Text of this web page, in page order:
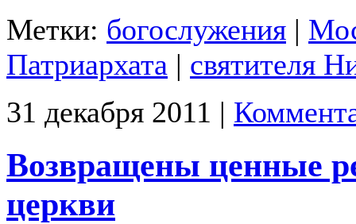
Метки: богослужения |
Патриархата | святителя
31 декабря 2011 |
Возвращены ценные
церкви